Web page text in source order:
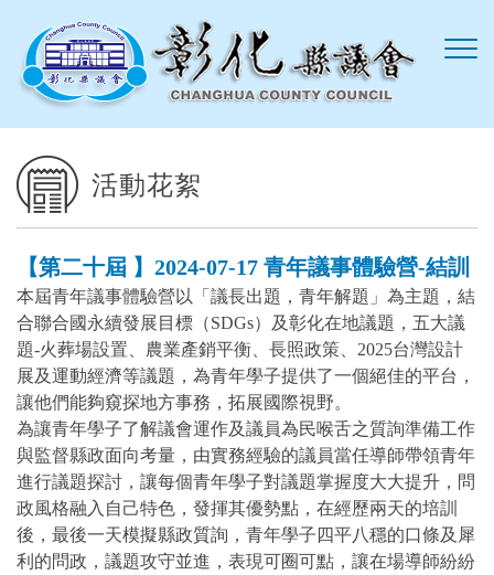
活動花絮
【第二十屆 】2024-07-17 青年議事體驗營-結訓
本屆青年議事體驗營以「議長出題，青年解題」為主題，結
合聯合國永續發展目標（SDGs）及彰化在地議題，五大議
題-火葬場設置、農業產銷平衡、長照政策、2025台灣設計
展及運動經濟等議題，為青年學子提供了一個絕佳的平台，
讓他們能夠窺探地方事務，拓展國際視野。
為讓青年學子了解議會運作及議員為民喉舌之質詢準備工作
與監督縣政面向考量，由實務經驗的議員當任導師帶領青年
進行議題探討，讓每個青年學子對議題掌握度大大提升，問
政風格融入自己特色，發揮其優勢點，在經歷兩天的培訓
後，最後一天模擬縣政質詢，青年學子四平八穩的口條及犀
利的問政，議題攻守並進，表現可圈可點，讓在場導師紛紛